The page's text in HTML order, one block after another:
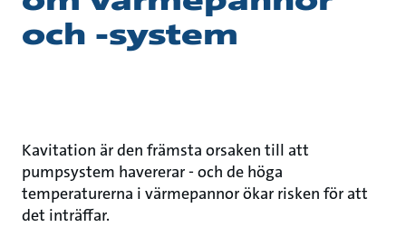
och -system
Kavitation är den främsta orsaken till att
pumpsystem havererar - och de höga
temperaturerna i värmepannor ökar risken för att
det inträffar.